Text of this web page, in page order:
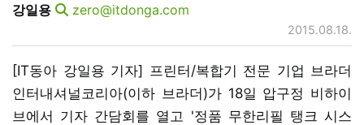
강일용 zero@itdonga.com
2015.08.18.
[IT동아 강일용 기자] 프린터/복합기 전문 기업 브라더
인터내셔널코리아(이하 브라더)가 18일 압구정 비하이
브에서 기자 간담회를 열고 '정품 무한리필 탱크 시스